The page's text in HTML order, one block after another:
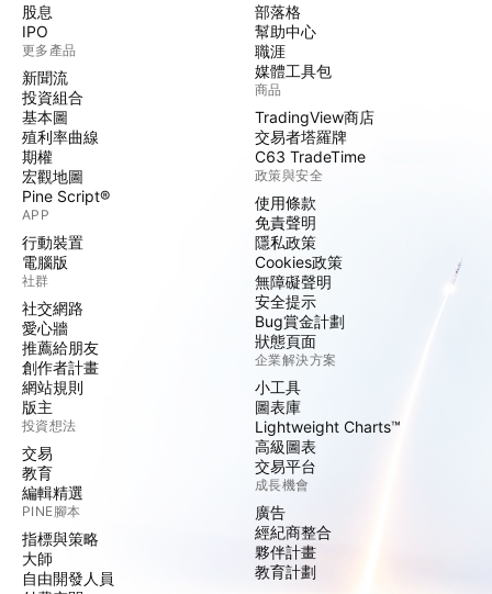
股息
IPO
更多產品
新聞流
投資組合
基本圖
殖利率曲線
期權
宏觀地圖
Pine Script®
APP
行動裝置
電腦版
社群
社交網路
愛心牆
推薦給朋友
創作者計畫
網站規則
版主
投資想法
交易
教育
編輯精選
PINE腳本
指標與策略
大師
自由開發人員
部落格
幫助中心
職涯
媒體工具包
商品
TradingView商店
交易者塔羅牌
C63 TradeTime
政策與安全
使用條款
免責聲明
隱私政策
Cookies政策
無障礙聲明
安全提示
Bug賞金計劃
狀態頁面
企業解決方案
小工具
圖表庫
Lightweight Charts™
高級圖表
交易平台
成長機會
廣告
經紀商整合
夥伴計畫
教育計劃